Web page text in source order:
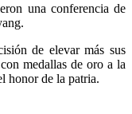
una conferencia de
de elevar más sus
medallas de oro a la
honor de la patria.